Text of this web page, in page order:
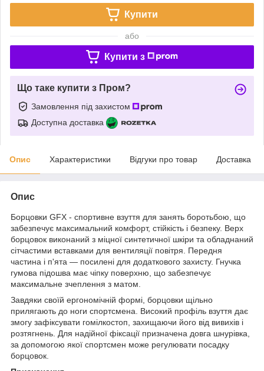
Купити
або
Купити з
Що таке купити з Пром?
Замовлення під захистом
Доступна доставка
Опис Характеристики Відгуки про товар Доставка
Опис
Борцовки GFX - спортивне взуття для занять боротьбою, що
забезпечує максимальний комфорт, стійкість і безпеку. Верх
борцовок виконаний з міцної синтетичної шкіри та обладнаний
сітчастими вставками для вентиляції повітря. Передня
частина і п'ята — посилені для додаткового захисту. Гнучка
гумова підошва має чіпку поверхню, що забезпечує
максимальне зчеплення з матом.
Завдяки своїй ергономічній формі, борцовки щільно
прилягають до ноги спортсмена. Високий профіль взуття дає
змогу зафіксувати гомілкостоп, захищаючи його від вивихів і
розтягнень. Для надійної фіксації призначена довга шнурівка,
за допомогою якої спортсмен може регулювати посадку
борцовок.